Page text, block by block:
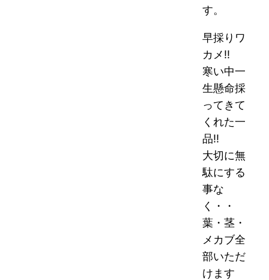
す。
早採りワ
カメ!!
寒い中一
生懸命採
ってきて
くれた一
品!!
大切に無
駄にする
事な
く・・
葉・茎・
メカブ全
部いただ
けます